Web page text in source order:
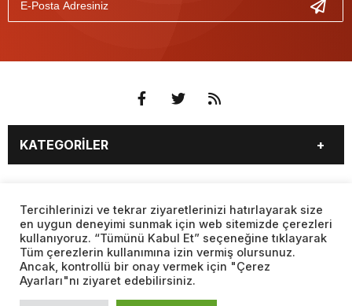
KATEGORİLER
EĞİTİM
SAĞLIK
YAŞAM
SPOR
MAGAZİN
KÜLTÜR SANAT
TEKNOLOJİ
DÜNYA
SAYFALAR
BURÇLAR
CANLI BORSA
CANLI SONUÇLAR
CANLI TV
FİKSTÜR
FİRMA EKLE
Web sitemizde yer alan haber içerikleri izin alınmadan,
kaynak gösterilerek dahi iktibas edilemez. Kanuna aykırı ve
izinsiz olarak kopyalanamaz, başka yerde yayınlanamaz.
Tercihlerinizi ve tekrar ziyaretlerinizi hatırlayarak size
en uygun deneyimi sunmak için web sitemizde çerezleri
kullanıyoruz. “Tümünü Kabul Et” seçeneğine tıklayarak
Tüm çerezlerin kullanımına izin vermiş olursunuz.
Ancak, kontrollü bir onay vermek için "Çerez
Ayarları"nı ziyaret edebilirsiniz.